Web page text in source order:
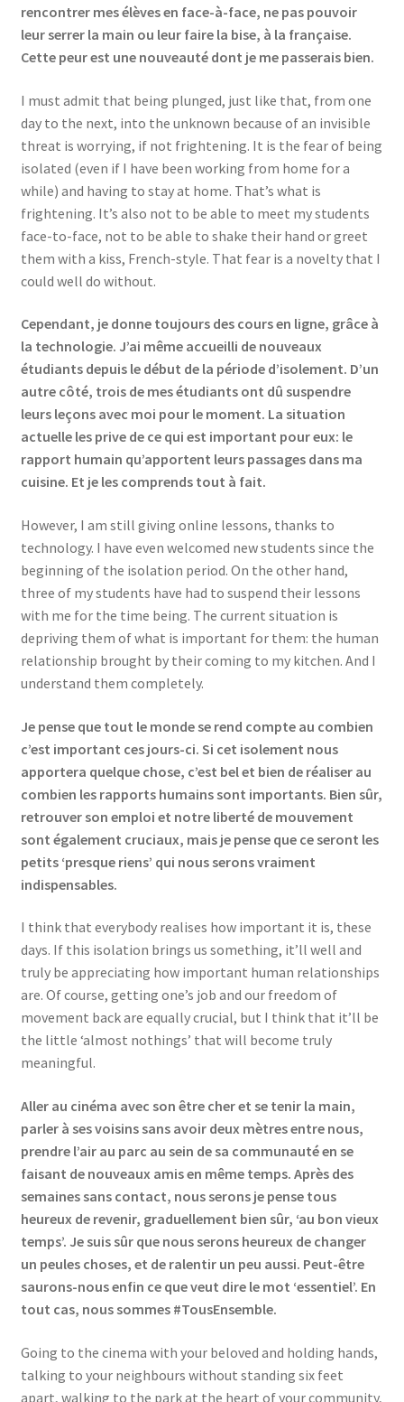
rencontrer mes élèves en face-à-face, ne pas pouvoir
leur serrer la main ou leur faire la bise, à la française.
Cette peur est une nouveauté dont je me passerais bien.
I must admit that being plunged, just like that, from one
day to the next, into the unknown because of an invisible
threat is worrying, if not frightening. It is the fear of being
isolated (even if I have been working from home for a
while) and having to stay at home. That’s what is
frightening. It’s also not to be able to meet my students
face-to-face, not to be able to shake their hand or greet
them with a kiss, French-style. That fear is a novelty that I
could well do without.
Cependant, je donne toujours des cours en ligne, grâce à
la technologie. J’ai même accueilli de nouveaux
étudiants depuis le début de la période d’isolement. D’un
autre côté, trois de mes étudiants ont dû suspendre
leurs leçons avec moi pour le moment. La situation
actuelle les prive de ce qui est important pour eux: le
rapport humain qu’apportent leurs passages dans ma
cuisine. Et je les comprends tout à fait.
However, I am still giving online lessons, thanks to
technology. I have even welcomed new students since the
beginning of the isolation period. On the other hand,
three of my students have had to suspend their lessons
with me for the time being. The current situation is
depriving them of what is important for them: the human
relationship brought by their coming to my kitchen. And I
understand them completely.
Je pense que tout le monde se rend compte au combien
c’est important ces jours-ci. Si cet isolement nous
apportera quelque chose, c’est bel et bien de réaliser au
combien les rapports humains sont importants. Bien sûr,
retrouver son emploi et notre liberté de mouvement
sont également cruciaux, mais je pense que ce seront les
petits ‘presque riens’ qui nous serons vraiment
indispensables.
I think that everybody realises how important it is, these
days. If this isolation brings us something, it’ll well and
truly be appreciating how important human relationships
are. Of course, getting one’s job and our freedom of
movement back are equally crucial, but I think that it’ll be
the little ‘almost nothings’ that will become truly
meaningful.
Aller au cinéma avec son être cher et se tenir la main,
parler à ses voisins sans avoir deux mètres entre nous,
prendre l’air au parc au sein de sa communauté en se
faisant de nouveaux amis en même temps. Après des
semaines sans contact, nous serons je pense tous
heureux de revenir, graduellement bien sûr, ‘au bon vieux
temps’. Je suis sûr que nous serons heureux de changer
un peules choses, et de ralentir un peu aussi. Peut-être
saurons-nous enfin ce que veut dire le mot ‘essentiel’. En
tout cas, nous sommes #TousEnsemble.
Going to the cinema with your beloved and holding hands,
talking to your neighbours without standing six feet
apart, walking to the park at the heart of your community,